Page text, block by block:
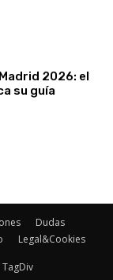
2026: el
su guía
Dudas
Legal&Cookies